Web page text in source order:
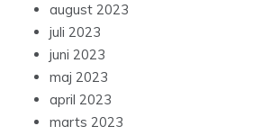
august 2023
juli 2023
juni 2023
maj 2023
april 2023
marts 2023